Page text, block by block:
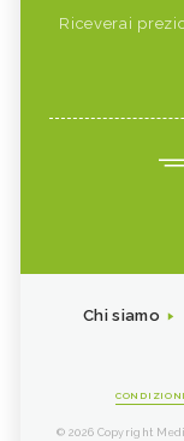
Riceverai
Chi siamo
© 2026 Copyright